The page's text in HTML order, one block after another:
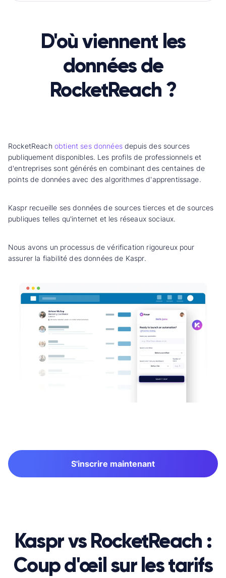
D'où viennent les
données de
RocketReach ?
RocketReach obtient ses donnéesdepuis des sources
publiquement disponibles. Les profils de professionnels et
d'entreprises sont générés en combinant des centaines de
points de données avec des algorithmes d'apprentissage.
Kaspr recueille ses données de sources tierces et de sources
publiques telles qu'internet et les réseaux sociaux.
Nous avons un processus de vérification rigoureux pour
assurer la fiabilité des données de Kaspr.
S'inscrire maintenant
Kaspr vs RocketReach :
Coup d'œil sur les tarifs